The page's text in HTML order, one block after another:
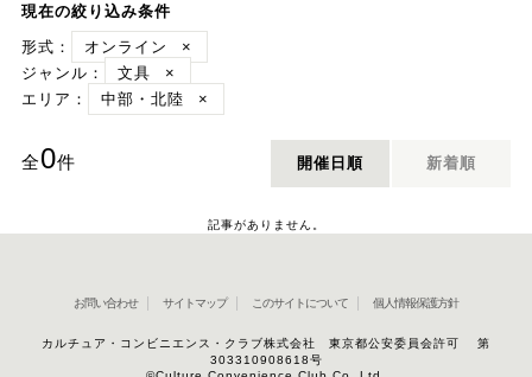
現在の絞り込み条件
形式：
オンライン
×
ジャンル：
文具
×
エリア：
中部・北陸 ×
全0件 開催日順 新着順
記事がありません。
お問い合わせ サイトマップ このサイトについて 個人情報保護方針
カルチュア・コンビニエンス・クラブ株式会社 東京都公安委員会許可 第
303310908618号